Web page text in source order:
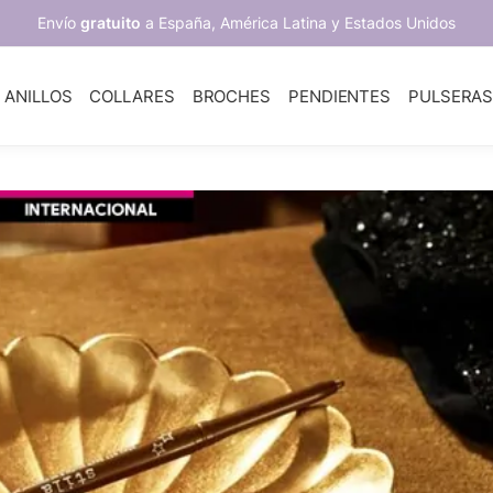
Envío gratuito a España, América Latina y Estados Unidos
ANILLOS COLLARES BROCHES PENDIENTES PULSERAS